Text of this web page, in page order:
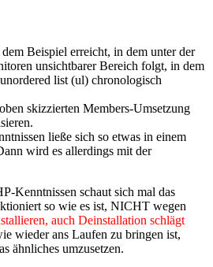
Beispiel erreicht, in dem unter der
unsichtbarer Bereich folgt, in dem
list (ul) chronologisch
skizzierten Members-Umsetzung
ließe sich so etwas in einem
wird es allerdings mit der
Kenntnissen schaut sich mal das
so wie es ist, NICHT wegen
auch Deinstallation schlägt
wieder ans Laufen zu bringen ist,
ähnliches umzusetzen.